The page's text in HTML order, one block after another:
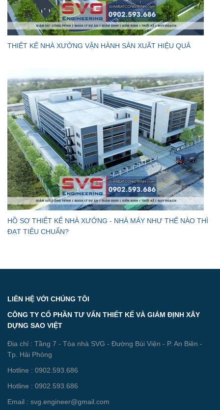
THIẾT KẾ NHÀ XƯỞNG VẬN HÀNH SẢN XUẤT HIỆU QUẢ
HỒ SƠ THIẾT KẾ NHÀ XƯỞNG - NHÀ MÁY NHƯ THẾ NÀO THÌ
ĐẠT TIÊU CHUẨN?
LIÊN HỆ VỚI CHÚNG TÔI
CÔNG TY CỔ PHẦN TƯ VẤN THIẾT KẾ VÀ GIÁM ĐỊNH XÂY
DỰNG SAO VIỆT
Địa chỉ : Tầng 7 - Tòa nhà SVG - Đường Bùi Viện - P. An Biên -
Tp. Hải Phòng
Hotline : 0902.593.686
Hotline : 0902.593.686
Email : svg.engineer@gmail.com